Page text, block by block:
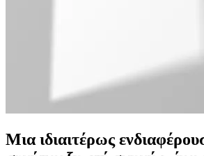
Μια ιδιαιτέρως